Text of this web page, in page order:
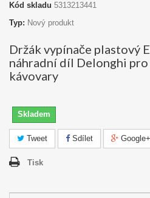
Kód skladu 5313213441
Typ: Nový produkt
Držák vypínače plastový
náhradní díl Delonghi
kávovary
Skladem
Tweet Sdílet Google+
Tisk